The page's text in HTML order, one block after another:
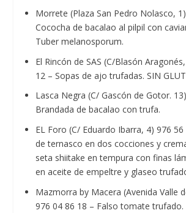
Morrete (Plaza San Pedro Nolasco,
Cococha de bacalao al pilpil con
Tuber melanosporum.
El Rincón de SAS (C/Blasón
12 – Sopas de ajo trufadas. SIN
Lasca Negra (C/ Gascón de Gotor.
Brandada de bacalao con trufa.
EL Foro (C/ Eduardo Ibarra, 4) 976
de ternasco en dos cocciones y
seta shiitake en tempura con finas
en aceite de empeltre y glaseo
Mazmorra by Macera (Avenida Valle
976 04 86 18 – Falso tomate